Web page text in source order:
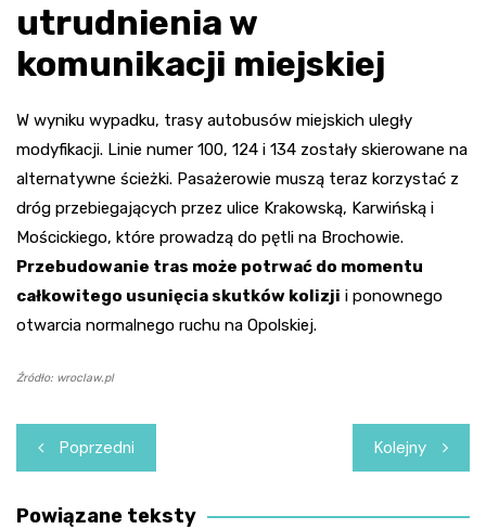
utrudnienia w
komunikacji miejskiej
W wyniku wypadku, trasy autobusów miejskich uległy
modyfikacji. Linie numer 100, 124 i 134 zostały skierowane na
alternatywne ścieżki. Pasażerowie muszą teraz korzystać z
dróg przebiegających przez ulice Krakowską, Karwińską i
Mościckiego, które prowadzą do pętli na Brochowie.
Przebudowanie tras może potrwać do momentu
całkowitego usunięcia skutków kolizji i ponownego
otwarcia normalnego ruchu na Opolskiej.
Źródło: wroclaw.pl
Nawigacja
wpisu
Poprzedni Kolejny
Powiązane teksty